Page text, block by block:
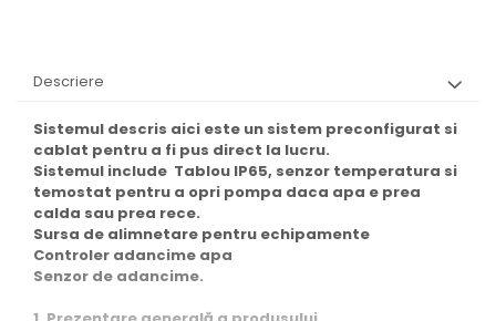
Descriere
Sistemul descris aici este un sistem preconfigurat si
cablat pentru a fi pus direct la lucru.
Sistemul include Tablou IP65, senzor temperatura si
temostat pentru a opri pompa daca apa e prea
calda sau prea rece.
Sursa de alimnetare pentru echipamente
Controler adancime apa
Senzor de adancime.